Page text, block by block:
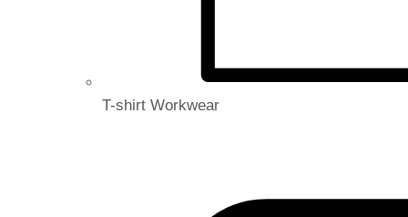
T-shirt Workwear